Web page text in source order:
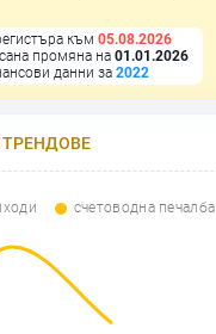
към 05.08.2026
промяна на 01.01.2026
данни за 2022
счетоводна печалба